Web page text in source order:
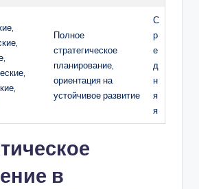
Полное
стратегическое
планирование,
ориентация на
устойчивое развитие
С
р
е
д
н
я
я
в